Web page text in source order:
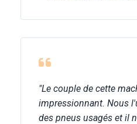
"Le couple de cette
impressionnant. Nous
des pneus usagés et il